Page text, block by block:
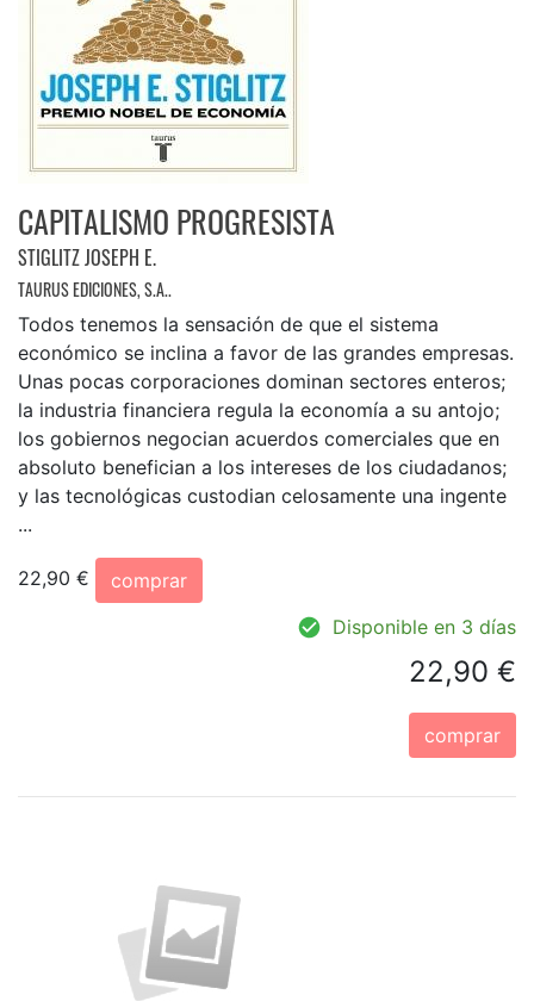
CAPITALISMO PROGRESISTA
STIGLITZ JOSEPH E.
TAURUS EDICIONES, S.A..
Todos tenemos la sensación de que el sistema
económico se inclina a favor de las grandes empresas.
Unas pocas corporaciones dominan sectores enteros;
la industria financiera regula la economía a su antojo;
los gobiernos negocian acuerdos comerciales que en
absoluto benefician a los intereses de los ciudadanos;
y las tecnológicas custodian celosamente una ingente
...
22,90 €
comprar
Disponible en 3 días
22,90 €
comprar